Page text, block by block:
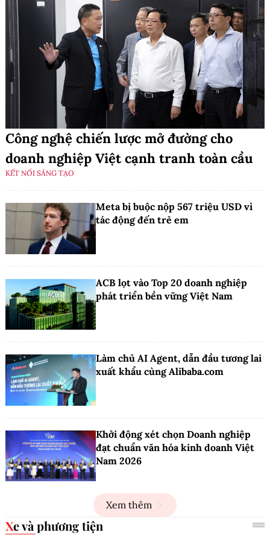
Công nghệ chiến lược mở đường cho
doanh nghiệp Việt cạnh tranh toàn cầu
KẾT NỐI SÁNG TẠO
Meta bị buộc nộp 567 triệu USD vì
tác động đến trẻ em
ACB lọt vào Top 20 doanh nghiệp
phát triển bền vững Việt Nam
Làm chủ AI Agent, dẫn đầu tương lai
xuất khẩu cùng Alibaba.com
Khởi động xét chọn Doanh nghiệp
đạt chuẩn văn hóa kinh doanh Việt
Nam 2026
Xem thêm
Xe và phương tiện